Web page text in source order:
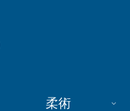
柔術